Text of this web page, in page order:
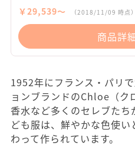
￥29,539〜 （2018/11/09 時点）
商品詳
1952年にフランス・パリ
ョンブランドのChloe（ク
香水など多くのセレブた
ども服は、鮮やかな色使
わって作られています。